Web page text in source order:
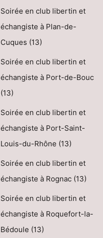
Soirée en club libertin et
échangiste à Plan-de-
Cuques (13)
Soirée en club libertin et
échangiste à Port-de-Bouc
(13)
Soirée en club libertin et
échangiste à Port-Saint-
Louis-du-Rhône (13)
Soirée en club libertin et
échangiste à Rognac (13)
Soirée en club libertin et
échangiste à Roquefort-la-
Bédoule (13)